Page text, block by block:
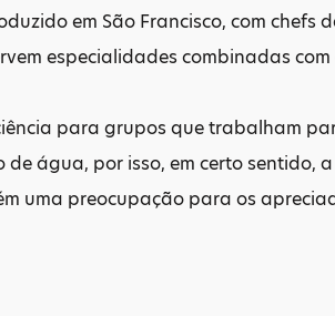
em São Francisco, com chefs
especialidades combinadas
para grupos que trabalham
água, por isso, em certo sentido,
uma preocupação para os